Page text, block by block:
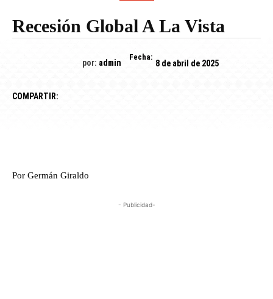
Recesión Global A La Vista
por: admin
Fecha:
8 de abril de 2025
COMPARTIR:
Por Germán Giraldo
- Publicidad-